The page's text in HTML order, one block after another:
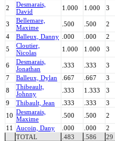
2
Desmarais,
David
1.000 1.000 3
3
Bellemare,
Maxime
.500 .500 2
4
Balleux, Danny .000 .000 2
5
Cloutier,
Nicolas
1.000 1.000 3
6
Desmarais,
Jonathan
.333 .333 3
7
Balleux, Dylan .667 .667 3
8
Thibeault,
Johnny
.333 1.333 3
9
Thibault, Jean .333 .333 3
10 Desmarais,
Maxime
.500 .500 2
11
Aucoin, Dany .000 .000 2
TOTAL
.483 .586 29